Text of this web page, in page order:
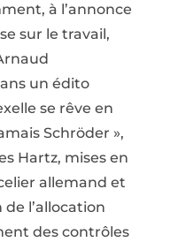
à l’annonce
sur le travail,
un édito
se rêve en
Schröder »,
Hartz, mises en
allemand et
l’allocation
des contrôles